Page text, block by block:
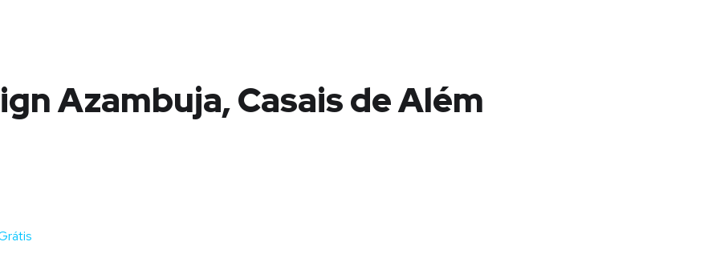
Azambuja, Casais de Além